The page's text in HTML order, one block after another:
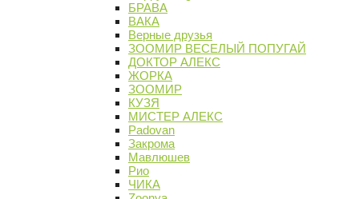
БРАВА
ВАКА
Верные друзья
ЗООМИР ВЕСЕЛЫЙ ПОПУГАЙ
ДОКТОР АЛЕКС
ЖОРКА
ЗООМИР
КУЗЯ
МИСТЕР АЛЕКС
Padovan
Закрома
Мавлюшев
Рио
ЧИКА